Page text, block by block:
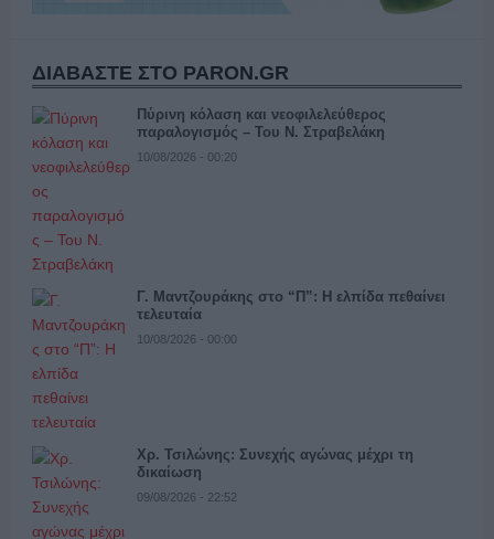
ΔΙΑΒΑΣΤΕ ΣΤΟ PARON.GR
Πύρινη κόλαση και νεοφιλελεύθερος
παραλογισμός – Του Ν. Στραβελάκη
10/08/2026 - 00:20
Γ. Μαντζουράκης στο “Π”: Η ελπίδα πεθαίνει
τελευταία
10/08/2026 - 00:00
Χρ. Τσιλώνης: Συνεχής αγώνας μέχρι τη
δικαίωση
09/08/2026 - 22:52